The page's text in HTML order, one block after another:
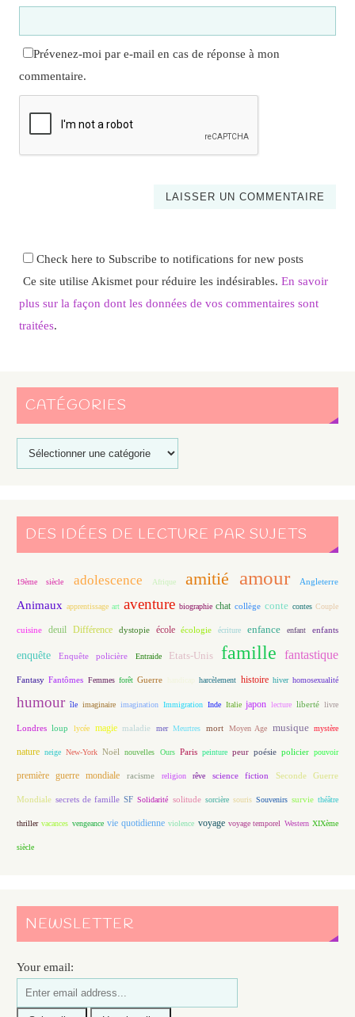
Prévenez-moi par e-mail en cas de réponse à mon
commentaire.
Check here to Subscribe to notifications for new posts
Ce site utilise Akismet pour réduire les indésirables. En savoir
plus sur la façon dont les données de vos commentaires sont
traitées.
CATÉGORIES
DES IDÉES DE LECTURE PAR SUJETS
19ème siècle adolescence Afrique amitié amour Angleterre
Animaux apprentissage art aventure biographie chat collège conte contes Couple
cuisine deuil Différence dystopie école écologie écriture enfance enfant enfants
enquête Enquête policière Entraide Etats-Unis famille fantastique
Fantasy Fantômes Femmes forêt Guerre harcèlement histoire hiver homosexualité
humour île imaginaire imagination Immigration Inde Italie japon lecture liberté livre
Londres loup lycée magie maladie mer Meurtres mort Moyen Age musique mystère
nature neige New-York Noël nouvelles Ours Paris peinture peur poésie policier pouvoir
première guerre mondiale racisme religion rêve science fiction Seconde Guerre
Mondiale secrets de famille SF Solidarité solitude sorcière souris Souvenirs survie théâtre
thriller vacances vengeance vie quotidienne violence voyage voyage temporel Western XIXème
siècle
NEWSLETTER
Your email: